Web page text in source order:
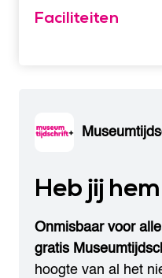
Faciliteiten
Heb jij
Onmisbaar voor
gratis
hoogte van al het